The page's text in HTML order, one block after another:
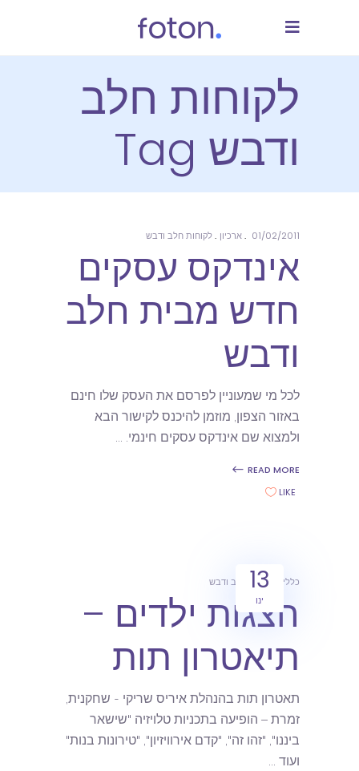
לקוחות חלב
ודבש Tag
01/02/2011 ארכיון לקוחות חלב ודבש
אינדקס עסקים
חדש מבית חלב
ודבש
לכל מי שמעוניין לפרסם את העסק שלו חינם
באזור הצפון, מוזמן להיכנס לקישור הבא
ולמצוא שם אינדקס עסקים חינמי.
READ MORE
LIKE
13
ינו
כללי לקוחות חלב ודבש
הצגות ילדים –
תיאטרון תות
תאטרון תות בהנהלת איריס שריקי - שחקנית,
זמרת – הופיעה בתכניות טלויזיה "שישאר
ביננו", "זהו זה", "קדם אירוויזיון", "טירונות בנות"
ועוד